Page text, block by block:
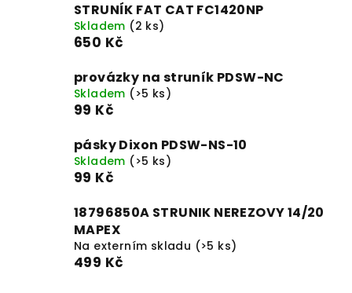
STRUNÍK FAT CAT FC1420NP
Skladem (2 ks)
650 Kč
provázky na struník PDSW-NC
Skladem (>5 ks)
99 Kč
pásky Dixon PDSW-NS-10
Skladem (>5 ks)
99 Kč
18796850A STRUNIK NEREZOVY 14/20
MAPEX
Na externím skladu (>5 ks)
499 Kč